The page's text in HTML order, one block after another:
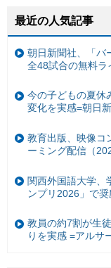
最近の人気記事
朝日新聞社、「バ
全48試合の無料ラ
今の子どもの夏休
変化を実感=朝日
教育出版、映像コ
ーミング配信（
関西外国語大学、
ンプリ2026」で奨
教員の約7割が生
りを実感 =アルサ